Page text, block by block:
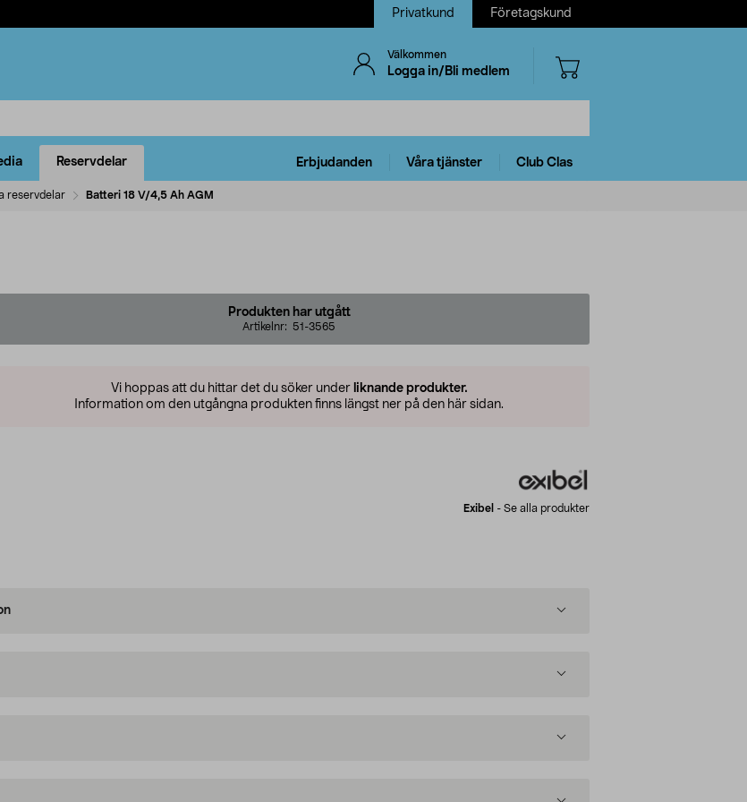
Privatkund Företagskund
Välkommen
Logga in/Bli medlem
Reservdelar Erbjudanden Våra tjänster Club Clas
reservdelar Batteri 18 V/4,5 Ah AGM
Produkten har utgått
Artikelnr: 51-3565
Vi hoppas att du hittar det du söker under liknande produkter.
Information om den utgångna produkten finns längst ner på den här sidan.
Exibel - Se alla produkter